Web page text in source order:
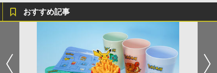
おすすめ記事